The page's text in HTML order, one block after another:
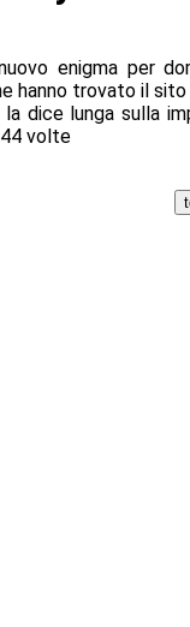
enigma per
hanno trovato il
dice lunga sulla
volte